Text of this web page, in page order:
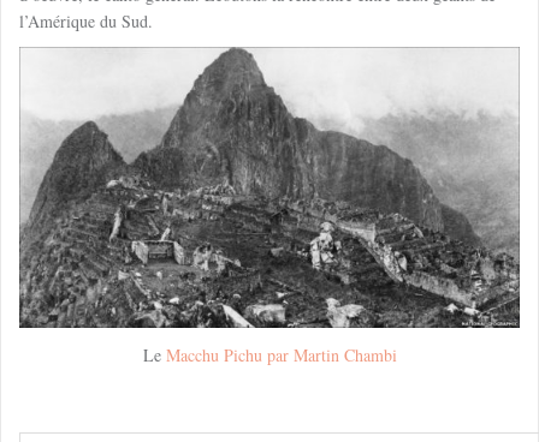
l’Amérique du Sud.
Le Macchu Pichu par Martin Chambi